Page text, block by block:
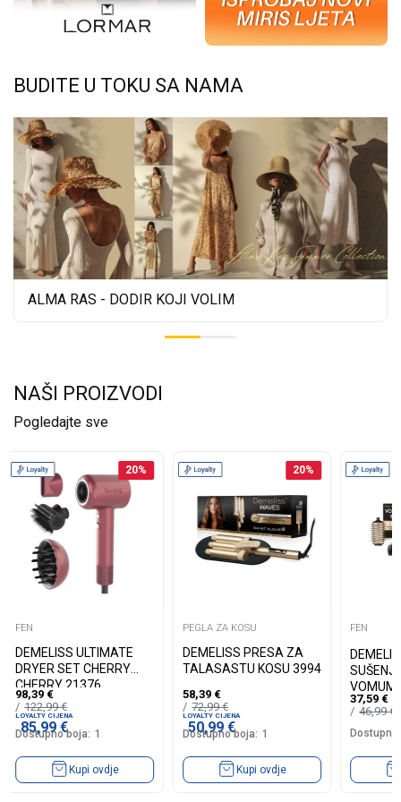
BUDITE U TOKU SA NAMA
ALMA RAS - DODIR KOJI VOLIM
NAŠI PROIZVODI
Pogledajte sve
20%
FEN
DEMELISS ULTIMATE
DRYER SET CHERRY
CHERRY 21376
98,39 €
122,99€
LOYALTY CIJENA
85,99€
Dostupno boja: 1
Kupi ovdje
20%
PEGLA ZA KOSU
DEMELISS PRESA ZA
TALASASTU KOSU 3994
58,39 €
72,99€
LOYALTY CIJENA
50,99€
Dostupno boja: 1
Kupi ovdje
FEN
37,59 €
46,99€
Dostupno